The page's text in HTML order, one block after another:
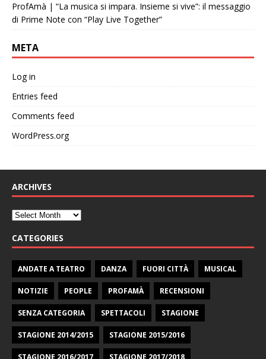
ProfAmà | “La musica si impara. Insieme si vive”: il messaggio
di Prime Note con “Play Live Together”
META
Log in
Entries feed
Comments feed
WordPress.org
ARCHIVES
CATEGORIES
ANDATE A TEATRO DANZA FUORI CITTÀ MUSICAL
NOTIZIE PEOPLE PROFAMÀ RECENSIONI
SENZA CATEGORIA SPETTACOLI STAGIONE
STAGIONE 2014/2015 STAGIONE 2015/2016
STAGIONE 2016/2017 STAGIONE 2017/2018